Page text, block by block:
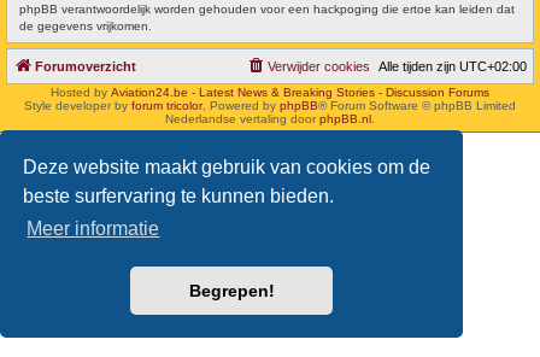
Deze website maakt gebruik van cookies om de
beste surfervaring te kunnen bieden.
Meer informatie
Begrepen!
phpBB verantwoordelijk worden gehouden voor een hackpoging die ertoe kan leiden dat
de gegevens vrijkomen.
Forumoverzicht Alle tijden zijn UTC+02:00
Verwijder cookies
Hosted by Aviation24.be - Latest News & Breaking Stories - Discussion Forums
Style developer by forum tricolor, Powered by phpBB® Forum Software © phpBB Limited
Nederlandse vertaling doorphpBB.nl